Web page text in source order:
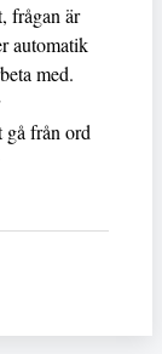
frågan är
automatik
med.
gå från ord